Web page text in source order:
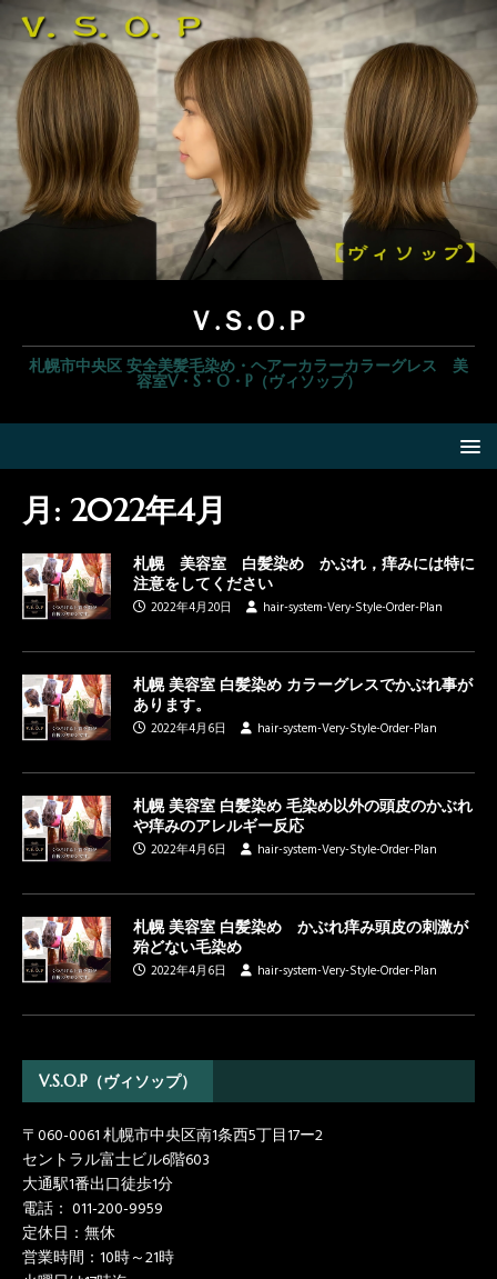
Ｖ.Ｓ.Ｏ.Ｐ
札幌市中央区 安全美髪毛染め・ヘアーカラーカラーグレス 美
容室V・S・O・P（ヴィソップ）
月: 2022年4月
札幌 美容室 白髪染め かぶれ，痒みには特に
注意をしてください
2022年4月20日
hair-system-Very-Style-Order-Plan
札幌 美容室 白髪染め カラーグレスでかぶれ事が
あります。
2022年4月6日
hair-system-Very-Style-Order-Plan
札幌 美容室 白髪染め 毛染め以外の頭皮のかぶれ
や痒みのアレルギー反応
2022年4月6日
hair-system-Very-Style-Order-Plan
札幌 美容室 白髪染め かぶれ痒み頭皮の刺激が
殆どない毛染め
2022年4月6日
hair-system-Very-Style-Order-Plan
V.S.O.P（ヴィソップ）
〒060-0061 札幌市中央区南1条西5丁目17ー2
セントラル富士ビル6階603
大通駅1番出口徒歩1分
電話： 011-200-9959
定休日：無休
営業時間：10時～21時